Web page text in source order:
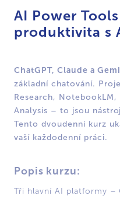
AI Power
produktivita s
ChatGPT, Claude a
základní chatování.
Research, NotebookLM,
Analysis – to jsou
Tento dvoudenní kurz
vaší každodenní práci.
Popis kurzu:
Tři hlavní AI platformy –